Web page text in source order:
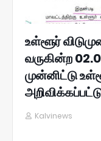
உள்ளூர்
வருகின்ற
முன்னிட்டு
Kalvinews